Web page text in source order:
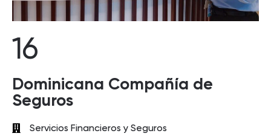
16
Dominicana Compañía de
Seguros
Servicios Financieros y Seguros